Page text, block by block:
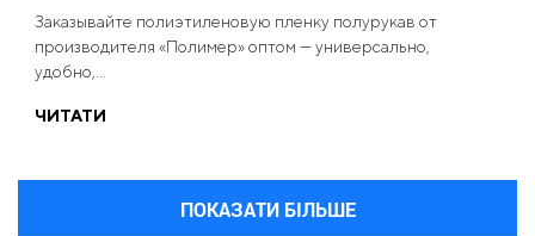
Заказывайте полиэтиленовую пленку полурукав от
производителя «Полимер» оптом — универсально,
удобно,...
ЧИТАТИ
ПОКАЗАТИ БІЛЬШЕ